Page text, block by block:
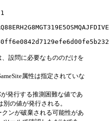
設問に必要なもののだけを
属性は指定されていな
発行する推測困難な値であ
の値が発行される。
ンが破棄される可能性があ